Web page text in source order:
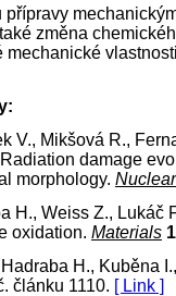
přípravy
změna
mechanické
V., Mikšová R.,
damage
morphology.
H., Weiss Z., Lukáč
oxidation. Materials
H., Kuběna
článku 1110. [ Link ]